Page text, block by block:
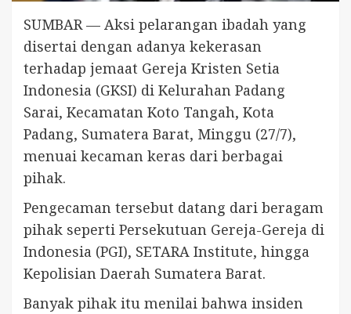
SUMBAR — Aksi pelarangan ibadah yang
disertai dengan adanya kekerasan
terhadap jemaat Gereja Kristen Setia
Indonesia (GKSI) di Kelurahan Padang
Sarai, Kecamatan Koto Tangah, Kota
Padang, Sumatera Barat, Minggu (27/7),
menuai kecaman keras dari berbagai
pihak.
Pengecaman tersebut datang dari beragam
pihak seperti Persekutuan Gereja-Gereja di
Indonesia (PGI), SETARA Institute, hingga
Kepolisian Daerah Sumatera Barat.
Banyak pihak itu menilai bahwa insiden